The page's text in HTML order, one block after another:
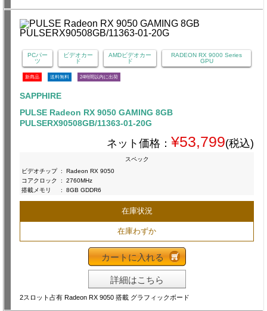
PCパー
ツ
ビデオカー
ド
AMDビデオカー
ド
RADEON RX 9000 Series
GPU
新商品 送料無料 24時間以内に出荷
SAPPHIRE
PULSE Radeon RX 9050 GAMING 8GB
PULSERX90508GB/11363-01-20G
ネット価格： ¥53,799(税込)
スペック
ビデオチップ :
Radeon RX 9050
コアクロック
:
2760MHz
搭載メモリ
: 8GB GDDR6
在庫状況
在庫わずか
カートに入れる
詳細はこちら
2スロット占有 Radeon RX 9050 搭載 グラフィックボード